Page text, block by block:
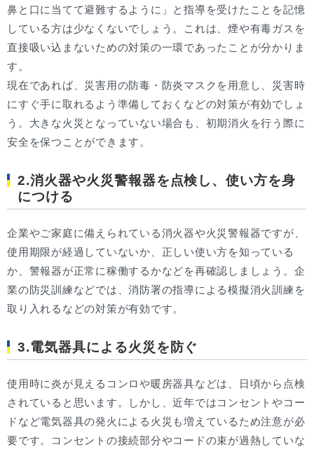
鼻と口に当てて避難するように」と指導を受けたことを記憶
している方は少なくないでしょう。これは、煙や有毒ガスを
直接吸い込まないための対策の一環であったことが分かりま
す。
現在であれば、災害用の防毒・防炎マスクを用意し、災害時
にすぐ手に取れるよう準備しておくなどの対策が有効でしょ
う。大きな火災となっていない場合も、初期消火を行う際に
安全を保つことができます。
2.消火器や火災警報器を点検し、使い方を身
につける
企業やご家庭に備えられている消火器や火災警報器ですが、
使用期限が経過していないか、正しい使い方を知っている
か、警報器が正常に稼働するかなどを再確認しましょう。企
業の防災訓練などでは、消防署の指導による模擬消火訓練を
取り入れるなどの対策が有効です。
3.電気器具による火災を防ぐ
使用時に炎が見えるコンロや暖房器具などは、日頃から点検
されていると思います。しかし、近年ではコンセントやコー
ドなど電気器具の発火による火災も増えているため注意が必
要です。コンセントの接続部分やコードの束が過熱していな